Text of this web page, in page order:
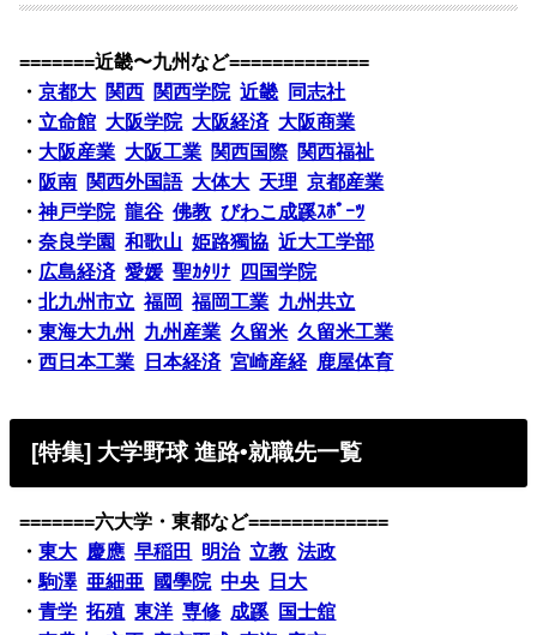
=======近畿〜九州など=============
・京都大 関西 関西学院 近畿
同志社
・ 立命館 大阪学院 大阪経済 大阪商業
・ 大阪産業 大阪工業 関西国際 関西福祉
・ 阪南 関西外国語 大体大 天理 京都産業
・神戸学院 龍谷 佛教 びわこ成蹊ｽﾎﾟｰﾂ
・奈良学園 和歌山 姫路獨協 近大工学部
・ 広島経済 愛媛 聖ｶﾀﾘﾅ
四国学院
・北九州市立 福岡 福岡工業 九州共立
・東海大九州 九州産業 久留米 久留米工業
・西日本工業 日本経済 宮崎産経 鹿屋体育
[特集] 大学野球 進路•就職先一覧
=======六大学・東都など=============
・東大 慶應 早稲田 明治 立教 法政
・駒澤 亜細亜 國學院 中央
日大
・青学 拓殖 東洋 専修 成蹊
国士舘